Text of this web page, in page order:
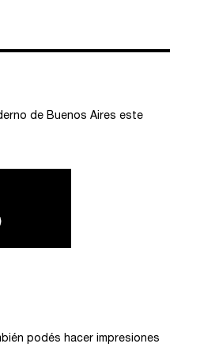
de Buenos Aires este
podés hacer impresiones